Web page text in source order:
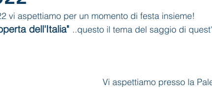
vi aspettiamo per un momento di festa insieme!
dell'Italia" ..questo il tema del saggio di
Vi aspettiamo presso la